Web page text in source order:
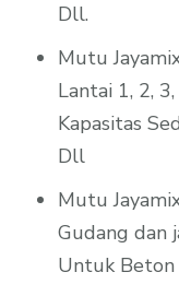
Dll.
Mutu
Lantai 1, 2,
Kapasitas
Dll
Mutu
Gudang dan
Untuk Beton